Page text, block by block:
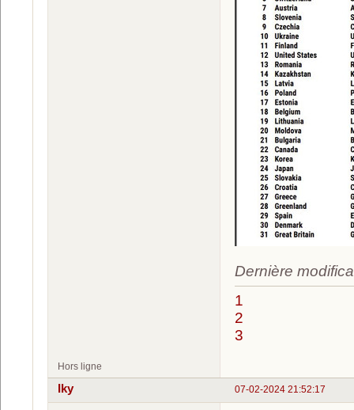
Dernière
1
2
3
Hors ligne
07-02-2024 21:52:17
Iky